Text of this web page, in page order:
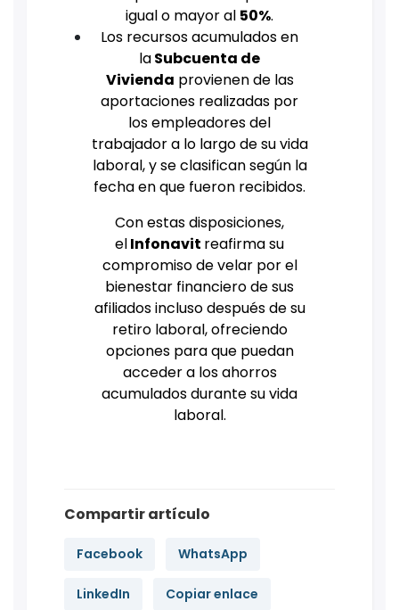
igual o mayor al 50%.
Los recursos acumulados en
laSubcuenta de
Vivienda provienen de las
aportaciones realizadas por
los empleadores del
trabajador a lo largo de su vida
laboral, y se clasifican según la
fecha en que fueron recibidos.
Con estas disposiciones,
elInfonavit reafirma su
compromiso de velar por el
bienestar financiero de sus
afiliados incluso después de su
retiro laboral, ofreciendo
opciones para que puedan
acceder a los ahorros
acumulados durante su vida
laboral.
Compartir artículo
Facebook WhatsApp
LinkedIn Copiar enlace